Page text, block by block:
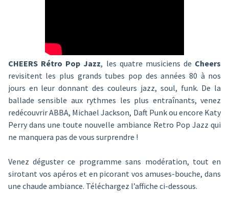
CHEERS Rétro Pop Jazz, les quatre musiciens de Cheers
revisitent les plus grands tubes pop des années 80 à nos
jours en leur donnant des couleurs jazz, soul, funk. De la
ballade sensible aux rythmes les plus entraînants, venez
redécouvrir ABBA, Michael Jackson, Daft Punk ou encore Katy
Perry dans une toute nouvelle ambiance Retro Pop Jazz qui
ne manquera pas de vous surprendre !
Venez déguster ce programme sans modération, tout en
sirotant vos apéros et en picorant vos amuses-bouche, dans
une chaude ambiance. Téléchargez l’affiche ci-dessous.